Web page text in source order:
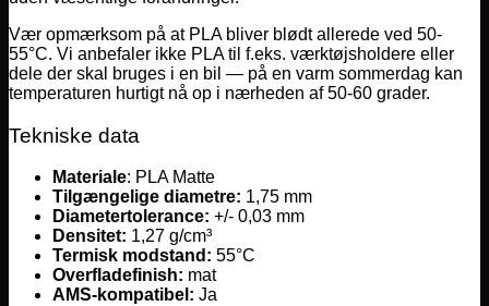
Vær opmærksom på at PLA bliver blødt allerede ved 50-
55°C. Vi anbefaler ikke PLA til f.eks. værktøjsholdere eller
dele der skal bruges i en bil — på en varm sommerdag kan
temperaturen hurtigt nå op i nærheden af 50-60 grader.
Tekniske data
Materiale: PLA Matte
Tilgængelige diametre: 1,75 mm
Diametertolerance: +/- 0,03 mm
Densitet: 1,27 g/cm³
Termisk modstand: 55°C
Overfladefinish: mat
AMS-kompatibel: Ja